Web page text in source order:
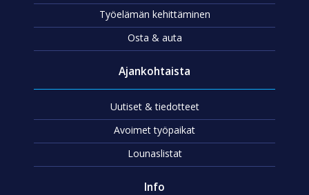
Työelämän kehittäminen
Osta & auta
Ajankohtaista
Uutiset & tiedotteet
Avoimet työpaikat
Lounaslistat
Info